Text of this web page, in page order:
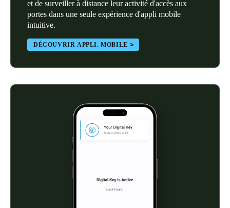
Finland
FinnishEnglish
et de surveiller à distance leur activité d'accès aux
portes dans une seule expérience d'appli mobile
intuitive.
DÉCOUVRIR APPLI. MOBILE